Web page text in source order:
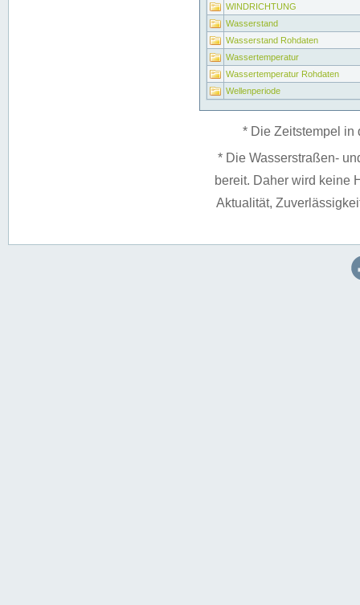
WINDRICHTUNG
Wasserstand
Wasserstand Rohdaten
Wassertemperatur
Wassertemperatur Rohdaten
Wellenperiode
* Die Zeitstempel in
* Die Wasserstraßen-
bereit. Daher wird keine
Aktualität,